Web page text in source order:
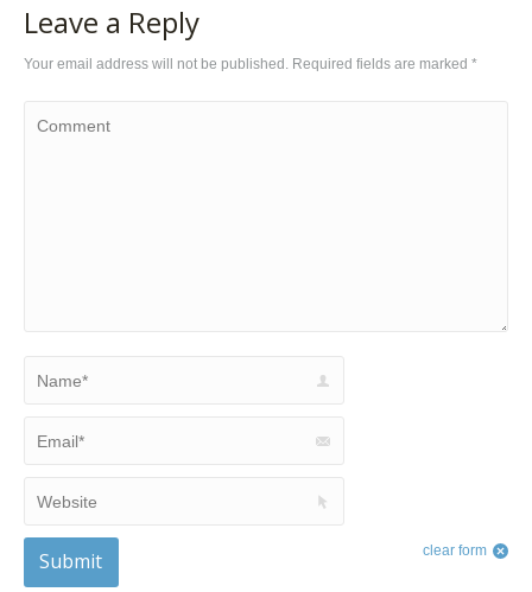
Leave a Reply
Your email address will not be published. Required fields are marked *
clear form
Submit